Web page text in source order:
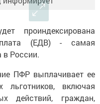
проиндексирована
(ЕДВ) - самая
в России.
ПФР выплачивает ее
включая
действий, граждан,